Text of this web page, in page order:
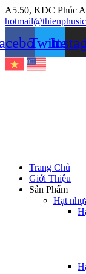
Chuyển
đến
dung
A5.50, KDC Phúc
Twitter
Trang Chủ
Giới Thiệu
Sản Phẩm
Hạt